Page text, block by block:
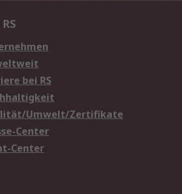
bei RS
Umwelt/Zertifikate
Center
Center